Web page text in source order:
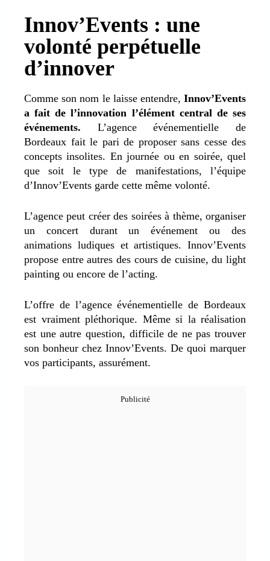
Innov’Events : une
volonté perpétuelle
d’innover
Comme son nom le laisse entendre, Innov’Events
a fait de l’innovation l’élément central de ses
événements. L’agence événementielle de
Bordeaux fait le pari de proposer sans cesse des
concepts insolites. En journée ou en soirée, quel
que soit le type de manifestations, l’équipe
d’Innov’Events garde cette même volonté.
L’agence peut créer des soirées à thème, organiser
un concert durant un événement ou des
animations ludiques et artistiques. Innov’Events
propose entre autres des cours de cuisine, du light
painting ou encore de l’acting.
L’offre de l’agence événementielle de Bordeaux
est vraiment pléthorique. Même si la réalisation
est une autre question, difficile de ne pas trouver
son bonheur chez Innov’Events. De quoi marquer
vos participants, assurément.